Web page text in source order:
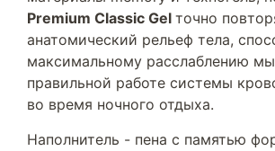
Premium Classic Gel точно
анатомический рельеф тела,
максимальному расслаблению
правильной работе системы
во время ночного отдыха.
Наполнитель - пена с памятью